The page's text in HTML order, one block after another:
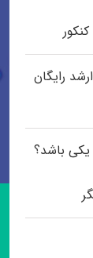
رایگان
یکی باشد؟